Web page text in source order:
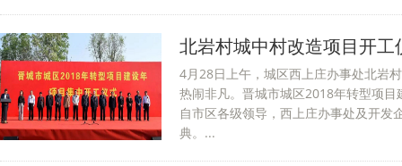
北岩村城中村改造项目开工
4月28日上午，城区西上庄办事处北岩
热闹非凡。晋城市城区2018年转型项
自市区各级领导，西上庄办事处及开发
典。...